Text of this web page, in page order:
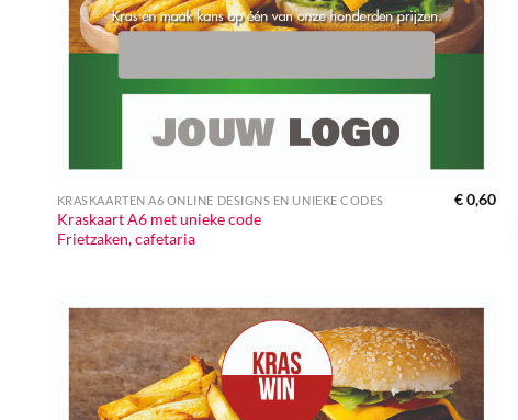
KRASKAARTEN A6 ONLINE DESIGNS EN UNIEKE CODES
Kraskaart A6 met unieke code
Frietzaken, cafetaria
€0,60